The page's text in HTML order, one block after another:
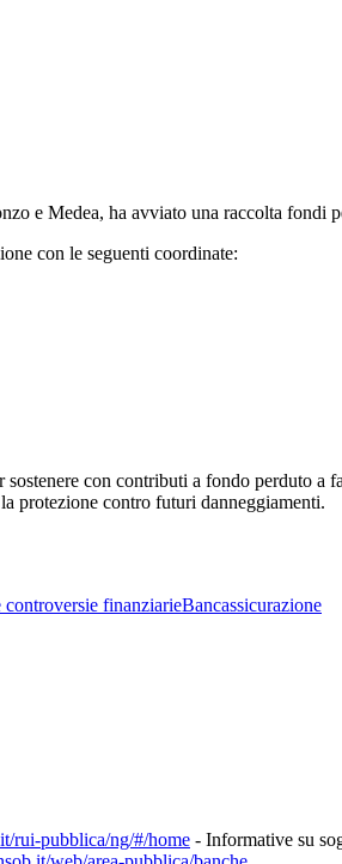
e Medea, ha avviato una raccolta fondi
con le seguenti coordinate:
con contributi a fondo perduto a
protezione contro futuri danneggiamenti.
finanziarieBancassicurazione
rui-pubblica/ng/#/home - Informative su